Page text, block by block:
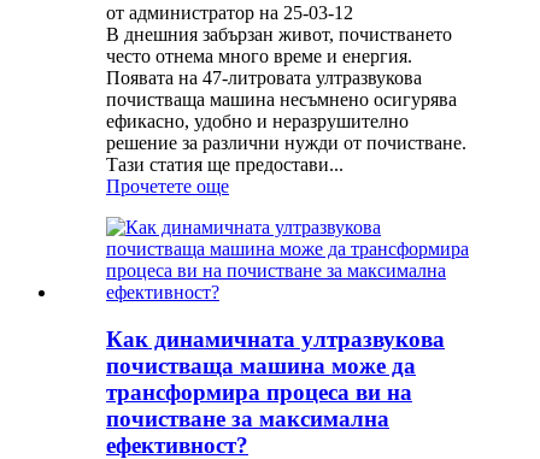
от администратор на 25-03-12
В днешния забързан живот, почистването
често отнема много време и енергия.
Появата на 47-литровата ултразвукова
почистваща машина несъмнено осигурява
ефикасно, удобно и неразрушително
решение за различни нужди от почистване.
Тази статия ще предостави...
Прочетете още
Как динамичната ултразвукова
почистваща машина може да
трансформира процеса ви на
почистване за максимална
ефективност?